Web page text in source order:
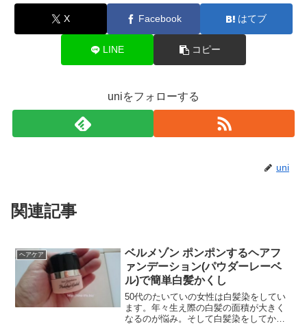
X Facebook はてブ
LINE コピー
uniをフォローする
uni
関連記事
ヘアケア
ベルメゾン ポンポンするヘアフ
ァンデーション(パウダーレーベ
ル)で簡単白髪かくし
50代のたいていの女性は白髪染をしてい
ます。年々生え際の白髪の面積が大きく
なるのが悩み。そして白髪染をしてから2